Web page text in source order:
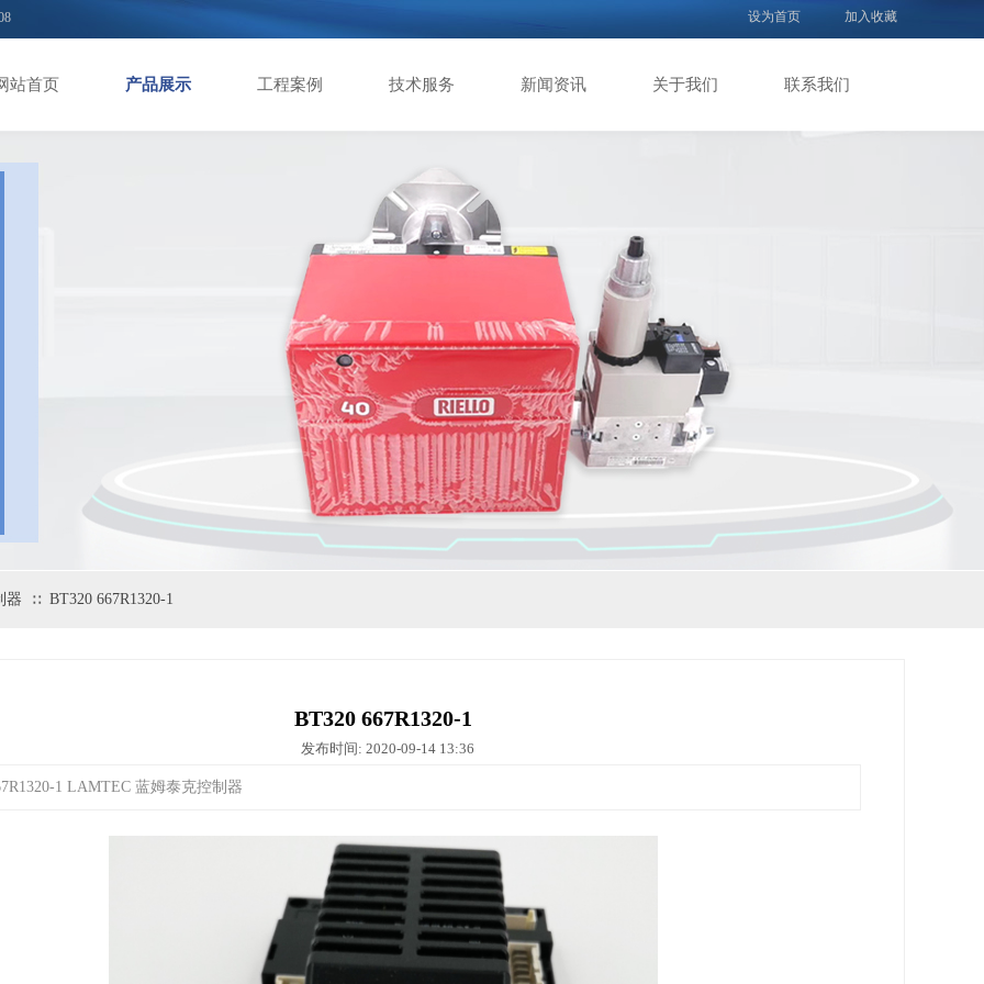
设为首页 加入收藏
站首页 产品展示 工程案例 技术服务 新闻资讯 关于我们 联系我们
器 ∷ BT320 667R1320-1
BT320 667R1320-1
发布时间: 2020-09-14 13:36
1 LAMTEC 蓝姆泰克控制器